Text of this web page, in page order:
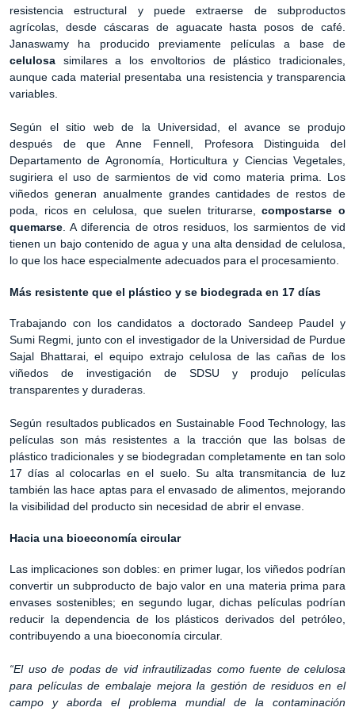
resistencia estructural y puede extraerse de subproductos
agrícolas, desde cáscaras de aguacate hasta posos de café.
Janaswamy ha producido previamente películas a base de
celulosa similares a los envoltorios de plástico tradicionales,
aunque cada material presentaba una resistencia y transparencia
variables.
Según el sitio web de la Universidad, el avance se produjo
después de que Anne Fennell, Profesora Distinguida del
Departamento de Agronomía, Horticultura y Ciencias Vegetales,
sugiriera el uso de sarmientos de vid como materia prima. Los
viñedos generan anualmente grandes cantidades de restos de
poda, ricos en celulosa, que suelen triturarse,compostarse o
quemarse . A diferencia de otros residuos, los sarmientos de vid
tienen un bajo contenido de agua y una alta densidad de celulosa,
lo que los hace especialmente adecuados para el procesamiento.
Más resistente que el plástico y se biodegrada en 17 días
Trabajando con los candidatos a doctorado Sandeep Paudel y
Sumi Regmi, junto con el investigador de la Universidad de Purdue
Sajal Bhattarai, el equipo extrajo celulosa de las cañas de los
viñedos de investigación de SDSU y produjo películas
transparentes y duraderas.
Según resultados publicados en Sustainable Food Technology, las
películas son más resistentes a la tracción que las bolsas de
plástico tradicionales y se biodegradan completamente en tan solo
17 días al colocarlas en el suelo. Su alta transmitancia de luz
también las hace aptas para el envasado de alimentos, mejorando
la visibilidad del producto sin necesidad de abrir el envase.
Hacia una bioeconomía circular
Las implicaciones son dobles: en primer lugar, los viñedos podrían
convertir un subproducto de bajo valor en una materia prima para
envases sostenibles; en segundo lugar, dichas películas podrían
reducir la dependencia de los plásticos derivados del petróleo,
contribuyendo a una bioeconomía circular.
“El uso de podas de vid infrautilizadas como fuente de celulosa
para películas de embalaje mejora la gestión de residuos en el
campo y aborda el problema mundial de la contaminación